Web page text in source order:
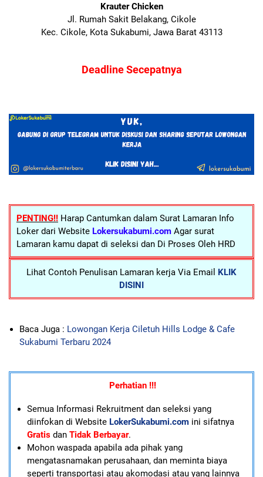
Krauter Chicken
Jl. Rumah Sakit Belakang, Cikole
Kec. Cikole, Kota Sukabumi, Jawa Barat 43113
Deadline Secepatnya
PENTING!! Harap Cantumkan dalam Surat Lamaran Info
Loker dari Website Lokersukabumi.com Agar surat
Lamaran kamu dapat di seleksi dan Di Proses Oleh HRD
Lihat Contoh Penulisan Lamaran kerja Via Email KLIK
DISINI
Baca Juga : Lowongan Kerja Ciletuh Hills Lodge & Cafe
Sukabumi Terbaru 2024
Perhatian !!!
Semua Informasi Rekruitment dan seleksi yang
diinfokan di Website LokerSukabumi.comini sifatnya
Gratisdan Tidak Berbayar.
Mohon waspada apabila ada pihak yang
mengatasnamakan perusahaan, dan meminta biaya
seperti transportasi atau akomodasi atau yang lainnya